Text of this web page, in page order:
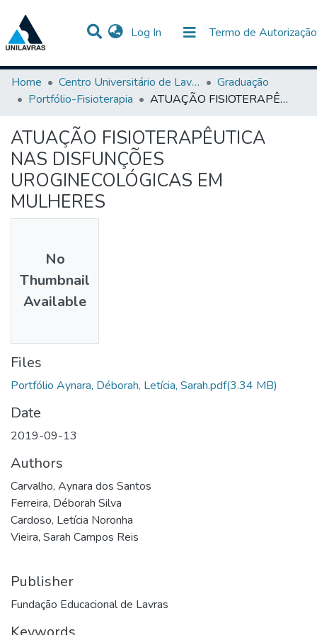
Log In (current) Termo de Autorização
Statistics
Communities & Collections
All of DSpace
Home
Centro Universitário de Lavras-UNILAVRAS
Graduação
Portfólio-Fisioterapia
ATUAÇÃO FISIOTERAPÊUTICA NAS DISFUNÇÕES UROGINECOLÓGICAS EM MULHERES
ATUAÇÃO FISIOTERAPÊUTICA
NAS DISFUNÇÕES
UROGINECOLÓGICAS EM
MULHERES
No
Thumbnail
Available
Files
Portfólio Aynara, Déborah, Letícia, Sarah.pdf(3.34 MB)
Date
2019-09-13
Authors
Carvalho, Aynara dos Santos
Ferreira, Déborah Silva
Cardoso, Letícia Noronha
Vieira, Sarah Campos Reis
Publisher
Fundação Educacional de Lavras